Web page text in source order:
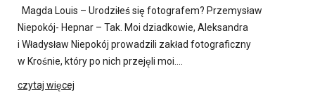
Magda Louis – Urodziłeś się fotografem? Przemysław
Niepokój- Hepnar – Tak. Moi dziadkowie, Aleksandra
i Władysław Niepokój prowadzili zakład fotograficzny
w Krośnie, który po nich przejęli moi….
czytaj więcej